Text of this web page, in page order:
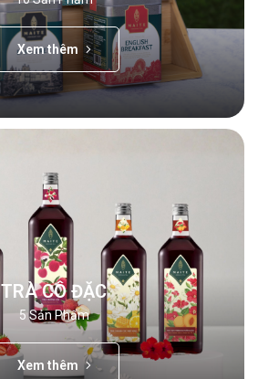
Xem thêm
TRÀ CÔ ĐẶC
5 Sản Phẩm
Xem thêm